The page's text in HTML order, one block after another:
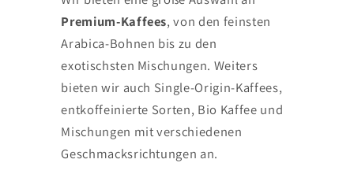
Premium-Kaffees, von den feinsten
Arabica-Bohnen bis zu den
exotischsten Mischungen. Weiters
bieten wir auch Single-Origin-Kaffees,
entkoffeinierte Sorten, Bio Kaffee und
Mischungen mit verschiedenen
Geschmacksrichtungen an.